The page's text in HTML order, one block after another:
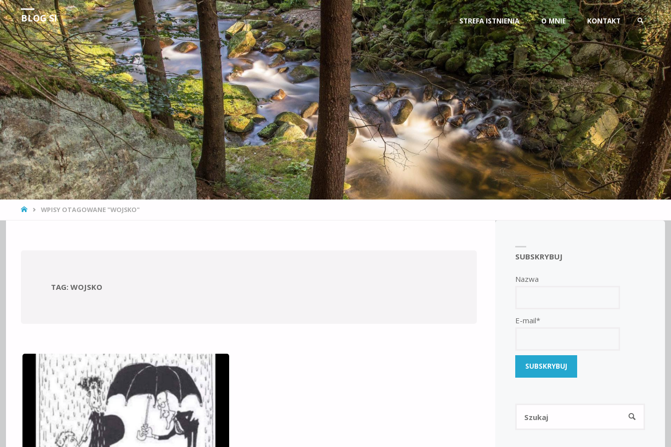
BLOG SI
Obserwacje Rzeczywistości
Przejdź
do
treści
STREFA ISTNIENIA O MNIE KONTAKT
SZUKAJ
STRONA
WPISY OTAGOWANE "WOJSKO"
TAG: WOJSKO
SUBSKRYBUJ
Nazwa
E-mail*
SZUKAJ